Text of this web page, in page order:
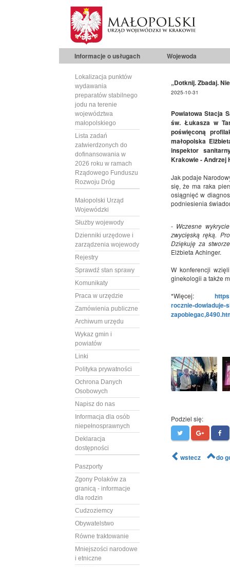
Informacje o usługach Wojewoda
Lokalizacja punktów
wydawania
preparatów stabilnego
jodu na terenie
województwa
małopolskiego
Lista zadań
zatwierdzonych do
dofinansowania w
2026 roku w ramach
Rządowego Funduszu
Rozwoju Dróg
Małopolski Urząd
Wojewódzki
Służby wojewody
Dzienniki urzędowe i
zarządzenia wojewody
Rejestry
Sprawdź stan sprawy
Komunikaty
Praca w urzędzie
Zamówienia publiczne
Archiwum urzędu
Wykaz gmin i
powiatów
Linki
Polityka prywatności
Ochrona Danych
Osobowych
Napisz do nas
Informacja dla osób
niepełnosprawnych
Deklaracja
dostępności
Paszporty
Zgony Polaków za
granicą - informacje
dla rodzin
Cudzoziemcy
Obywatelstwo
Równe traktowanie
Mniejszości narodowe
i etniczne
„Dotknij. Zbadaj.
2025-10-31
Powiatowa Stacja
św. Łukasza w
poświęconą
małopolska
inspektor
Krakowie - Andrzej
Jak podaje
się, że ma raka
osiągnięć w
podniesienia
- Wczesne
zwycięską ręką.
Dziękuję za
Elżbieta Achinger.
W konferencji
ginekologii a także
*Więcej:
rocznie-dowiaduje-
Podziel się:
wstecz do